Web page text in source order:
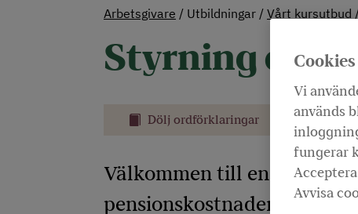
Arbetsgivare Utbildningar Vårt kursutbud
Styrning och
Dölj ordförklaringar Skriv ut
Välkommen till en kurs där
pensionskostnader.
Vi
används
fungerar
Avvisa